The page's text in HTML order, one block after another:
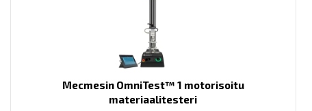
Mecmesin OmniTest™ 1 motorisoitu
materiaalitesteri